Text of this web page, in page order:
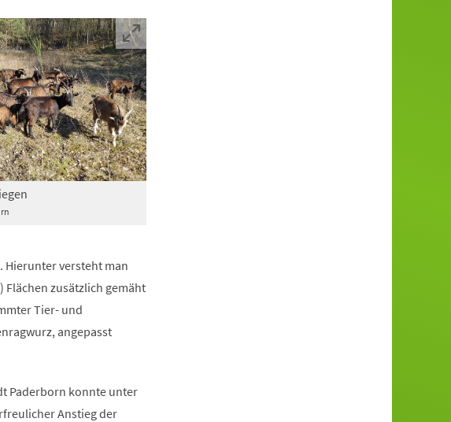
Hierunter versteht man
Flächen zusätzlich gemäht
Tier- und
angepasst
Paderborn konnte unter
Anstieg der